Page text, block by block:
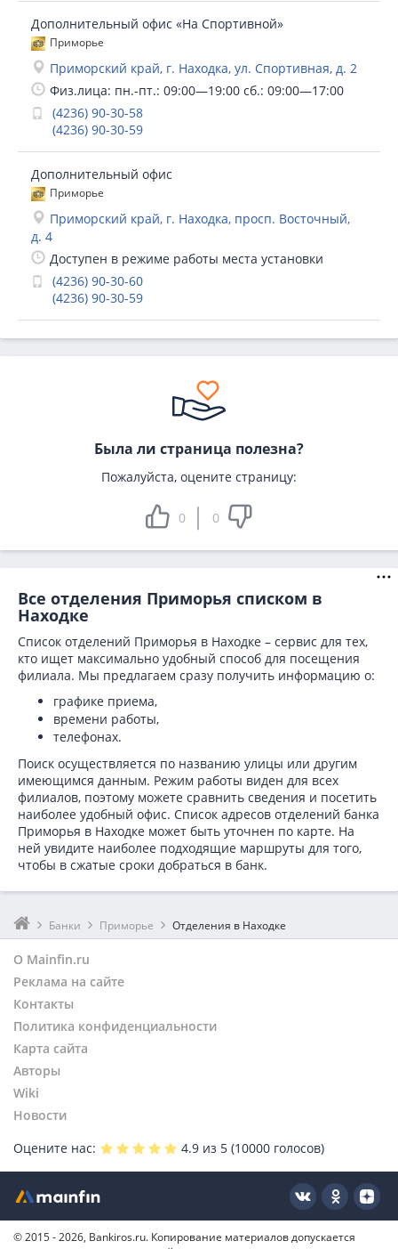
Дополнительный офис «На Спортивной»
Приморье
Приморский край, г. Находка, ул. Спортивная, д. 2
Физ.лица: пн.-пт.: 09:00—19:00 сб.: 09:00—17:00
(4236) 90-30-58
(4236) 90-30-59
Дополнительный офис
Приморье
Приморский край, г. Находка, просп. Восточный,
д. 4
Доступен в режиме работы места установки
(4236) 90-30-60
(4236) 90-30-59
Была ли страница полезна?
Пожалуйста, оцените страницу:
0 0
Все отделения Приморья списком в
Находке
Список отделений Приморья в Находке – сервис для тех,
кто ищет максимально удобный способ для посещения
филиала. Мы предлагаем сразу получить информацию о:
графике приема,
времени работы,
телефонах.
Поиск осуществляется по названию улицы или другим
имеющимся данным. Режим работы виден для всех
филиалов, поэтому можете сравнить сведения и посетить
наиболее удобный офис. Список адресов отделений банка
Приморья в Находке может быть уточнен по карте. На
ней увидите наиболее подходящие маршруты для того,
чтобы в сжатые сроки добраться в банк.
Банки Приморье Отделения в Находке
О Mainfin.ru
Реклама на сайте
Контакты
Политика конфиденциальности
Карта сайта
Авторы
Wiki
Новости
Оцените нас:
4.9 из 5 (10000 голосов)
© 2015 - 2026, Bankiros.ru. Копирование материалов допускается